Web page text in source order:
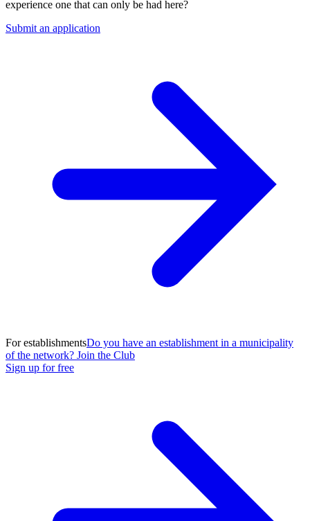
experience one that can only be had here?
Submit an application
For establishmentsDo you have an establishment in a municipality
of the network? Join the Club
Sign up for free